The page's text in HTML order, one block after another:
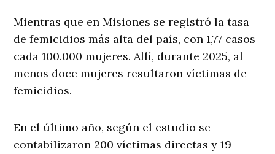
Mientras que en Misiones se registró la tasa
de femicidios más alta del país, con 1,77 casos
cada 100.000 mujeres. Allí, durante 2025, al
menos doce mujeres resultaron víctimas de
femicidios.
En el último año, según el estudio se
contabilizaron 200 víctimas directas y 19